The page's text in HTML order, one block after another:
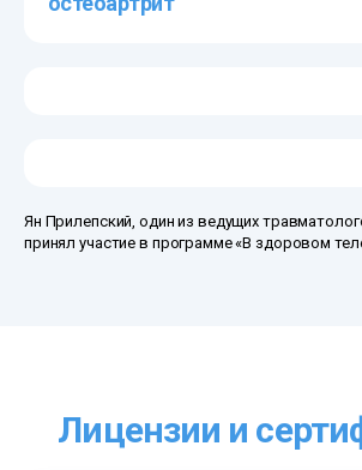
Ян Прилепский, один из ведущих
принял участие в программе «В здоровом
Лицензии и